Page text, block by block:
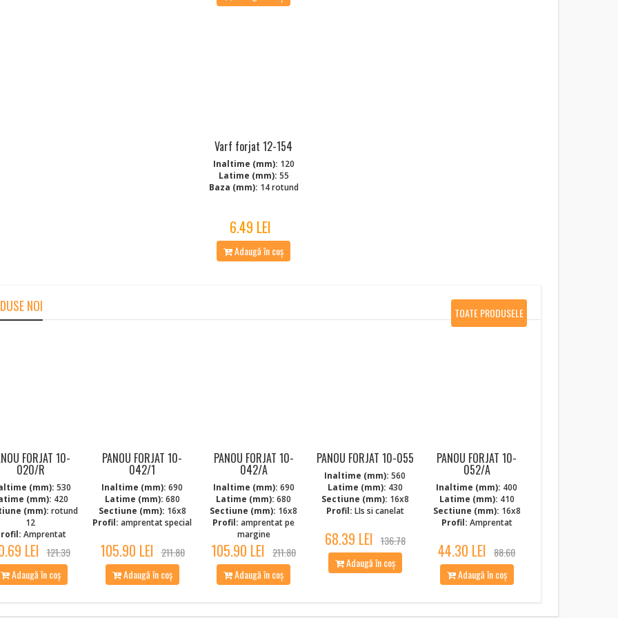
Varf forjat 12-154
Inaltime (mm): 120
Latime (mm): 55
Baza (mm): 14 rotund
6.49 LEI
Adaugă în coș
NOI
FORJAT 10-
020/R
(mm): 530
(mm): 420
(mm): rotund
12
Amprentat
LEI 121.39
Adaugă în coș
PANOU FORJAT 10-
042/1
Inaltime (mm): 690
Latime (mm): 680
Sectiune (mm): 16x8
Profil: amprentat special
105.90 LEI 211.80
Adaugă în coș
PANOU FORJAT 10-
042/A
Inaltime (mm): 690
Latime (mm): 680
Sectiune (mm): 16x8
Profil: amprentat pe
margine
105.90 LEI 211.80
Adaugă în coș
PANOU FORJAT 10-055
Inaltime (mm): 560
Latime (mm): 430
Sectiune (mm): 16x8
Profil: LIs si canelat
68.39 LEI 136.78
Adaugă în coș
PANOU FORJAT 10-
052/A
Inaltime (mm): 400
Latime (mm): 410
Sectiune (mm): 16x8
Profil: Amprentat
44.30 LEI 88.60
Adaugă în coș
TOATE PRODUSELE